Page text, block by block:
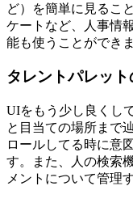
ど）を簡単に見るこ
ケートなど、人事情
能も使うことができま
タレントパレッ
UIをもう少し良くし
と目当ての場所まで
ロールしてる時に意
す。また、人の検索
メントについて管理